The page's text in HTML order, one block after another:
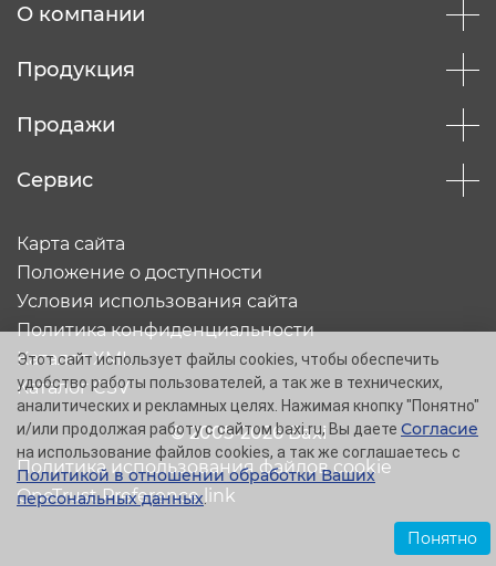
О компании
Продукция
Продажи
Сервис
© 2005-2026 Baxi
Карта сайта
Положение о доступности
Условия использования сайта
Политика конфиденциальности
Каталог XML
Каталог CSV
Политика использования файлов cookie
OneTrust Preference link
Этот сайт использует файлы cookies, чтобы обеспечить
удобство работы пользователей, а так же в технических,
аналитических и рекламных целях. Нажимая кнопку "Понятно"
и/или продолжая работу с сайтом baxi.ru, Вы даете Согласие
на использование файлов cookies, а так же соглашаетесь с
Политикой в отношении обработки Ваших
персональных данных.
Понятно